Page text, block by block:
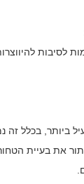
לסיבות
ביותר, בכלל זה
את בעיית